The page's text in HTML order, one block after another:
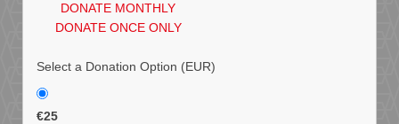
DONATE MONTHLY
DONATE ONCE ONLY
Select a Donation Option (EUR)
€25